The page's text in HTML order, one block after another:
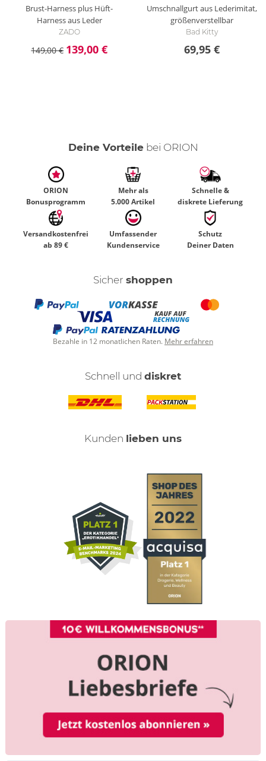
Brust-Harness plus Hüft-
Harness aus Leder
ZADO
149,00 € 139,00 €
Umschnallgurt aus Lederimitat,
größenverstellbar
Bad Kitty
69,95 €
Deine Vorteilebei ORION
ORION
Bonusprogramm
Mehr als
5.000 Artikel
Schnelle &
diskrete Lieferung
Versandkostenfrei
ab 89 €
Umfassender
Kundenservice
Schutz
Deiner Daten
Sicher shoppen
Bezahle in 12 monatlichen Raten. Mehr erfahren
Schnell und diskret
Kunden lieben uns